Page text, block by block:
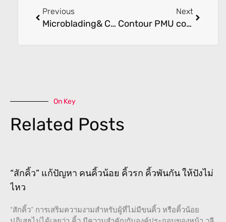
Previous
Microblading& Contour coures
Next
Contour PMU coures
On Key
Related Posts
“สักคิ้ว” แก้ปัญหา คนคิ้วน้อย คิ้วรก คิ้วพันกัน ให้ปังไม่
ไหว
“สักคิ้ว” การเสริมความงามสำหรับผู้ที่ไม่มีขนคิ้ว หรือคิ้วน้อย